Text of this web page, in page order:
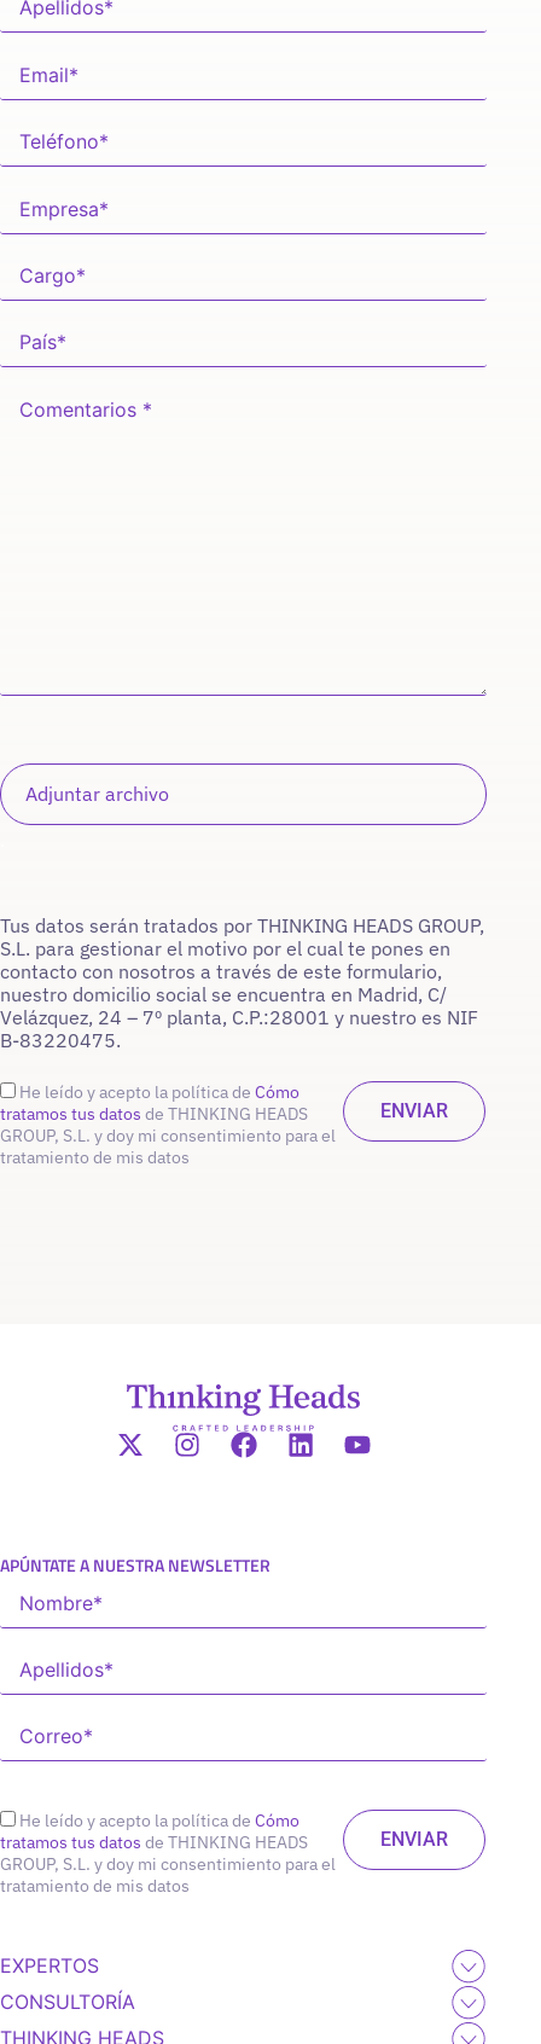
Tus datos serán tratados por THINKING HEADS GROUP,
S.L. para gestionar el motivo por el cual te pones en
contacto con nosotros a través de este formulario,
nuestro domicilio social se encuentra en Madrid, C/
Velázquez, 24 – 7º planta, C.P.:28001 y nuestro es NIF
B-83220475.
He leído y acepto la política de Cómo
tratamos tus datos de THINKING HEADS
GROUP, S.L. y doy mi consentimiento para el
tratamiento de mis datos
APÚNTATE A NUESTRA NEWSLETTER
He leído y acepto la política de Cómo
tratamos tus datos de THINKING HEADS
GROUP, S.L. y doy mi consentimiento para el
tratamiento de mis datos
EXPERTOS
CONSULTORÍA
THINKING HEADS